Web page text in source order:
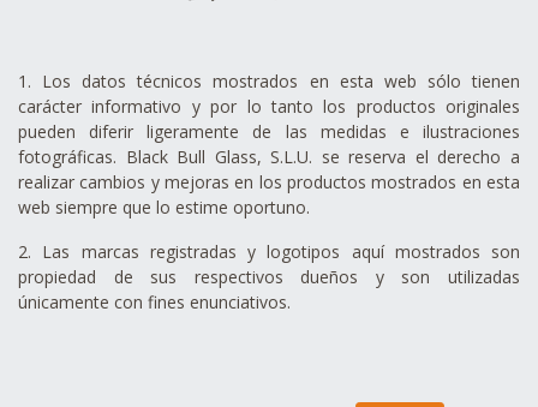
1. Los datos técnicos mostrados en esta web sólo tienen
carácter informativo y por lo tanto los productos originales
pueden diferir ligeramente de las medidas e ilustraciones
fotográficas. Black Bull Glass, S.L.U. se reserva el derecho a
realizar cambios y mejoras en los productos mostrados en esta
web siempre que lo estime oportuno.
2. Las marcas registradas y logotipos aquí mostrados son
propiedad de sus respectivos dueños y son utilizadas
únicamente con fines enunciativos.